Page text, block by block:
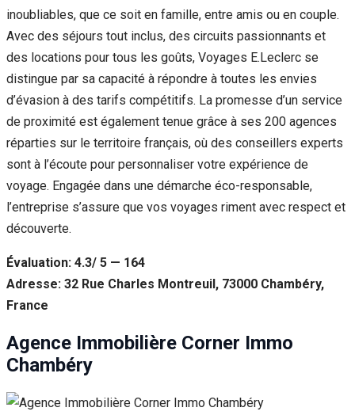
inoubliables, que ce soit en famille, entre amis ou en couple.
Avec des séjours tout inclus, des circuits passionnants et
des locations pour tous les goûts, Voyages E.Leclerc se
distingue par sa capacité à répondre à toutes les envies
d’évasion à des tarifs compétitifs. La promesse d’un service
de proximité est également tenue grâce à ses 200 agences
réparties sur le territoire français, où des conseillers experts
sont à l’écoute pour personnaliser votre expérience de
voyage. Engagée dans une démarche éco-responsable,
l’entreprise s’assure que vos voyages riment avec respect et
découverte.
Évaluation: 4.3/ 5 — 164
Adresse: 32 Rue Charles Montreuil, 73000 Chambéry,
France
Agence Immobilière Corner Immo
Chambéry